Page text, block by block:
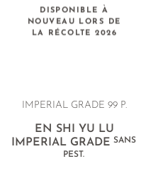
DISPONIBLE À
NOUVEAU LORS DE
LA RÉCOLTE 2026
IMPERIAL GRADE 99 P.
EN SHI YU LU
IMPERIAL GRADESANS
PEST.